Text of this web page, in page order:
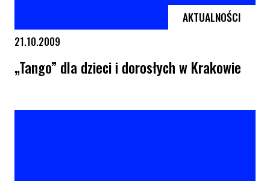
AKTUALNOŚCI
21.10.2009
„Tango” dla dzieci i dorosłych w Krakowie